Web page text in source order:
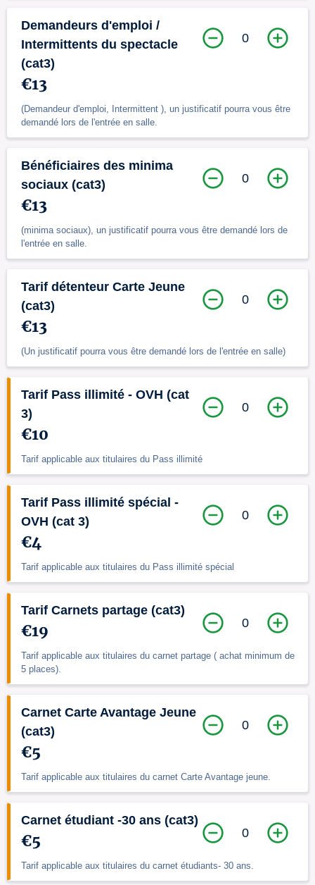
Demandeurs d'emploi /
Intermittents du spectacle
(cat3)
€13
(Demandeur d'emploi, Intermittent ), un justificatif pourra vous être
demandé lors de l'entrée en salle.
0
Bénéficiaires des minima
sociaux (cat3)
€13
(minima sociaux), un justificatif pourra vous être demandé lors de
l'entrée en salle.
0
Tarif détenteur Carte Jeune
(cat3)
€13
(Un justificatif pourra vous être demandé lors de l'entrée en salle)
0
Tarif Pass illimité - OVH (cat
3)
€10
Tarif applicable aux titulaires du Pass illimité
0
Tarif Pass illimité spécial -
OVH (cat 3)
€4
Tarif applicable aux titulaires du Pass illimité spécial
0
Tarif Carnets partage (cat3)
€19
Tarif applicable aux titulaires du carnet partage ( achat minimum de
5 places).
0
Carnet Carte Avantage Jeune
(cat3)
€5
Tarif applicable aux titulaires du carnet Carte Avantage jeune.
0
Carnet étudiant -30 ans (cat3)
€5
Tarif applicable aux titulaires du carnet étudiants- 30 ans.
0